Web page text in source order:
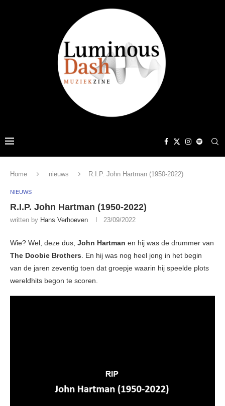
Home nieuws R.I.P. John Hartman (1950-2022)
NIEUWS
R.I.P. John Hartman (1950-2022)
written by Hans Verhoeven 23/09/2022
Wie? Wel, deze dus, John Hartman en hij was de drummer van
The Doobie Brothers. En hij was nog heel jong in het begin
van de jaren zeventig toen dat groepje waarin hij speelde plots
wereldhits begon te scoren.